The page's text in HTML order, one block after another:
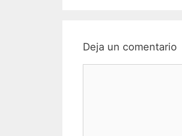
Deja un comentario